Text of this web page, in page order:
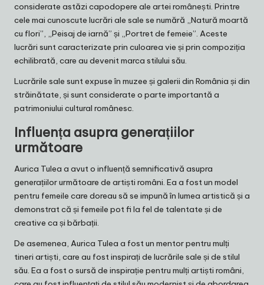
considerate astăzi capodopere ale artei românești. Printre
cele mai cunoscute lucrări ale sale se numără „Natură moartă
cu flori”, „Peisaj de iarnă” și „Portret de femeie”. Aceste
lucrări sunt caracterizate prin culoarea vie și prin compoziția
echilibrată, care au devenit marca stilului său.
Lucrările sale sunt expuse în muzee și galerii din România și din
străinătate, și sunt considerate o parte importantă a
patrimoniului cultural românesc.
Influența asupra generațiilor
următoare
Aurica Tulea a avut o influență semnificativă asupra
generațiilor următoare de artiști români. Ea a fost un model
pentru femeile care doreau să se impună în lumea artistică și a
demonstrat că și femeile pot fi la fel de talentate și de
creative ca și bărbații.
De asemenea, Aurica Tulea a fost un mentor pentru mulți
tineri artiști, care au fost inspirați de lucrările sale și de stilul
său. Ea a fost o sursă de inspirație pentru mulți artiști români,